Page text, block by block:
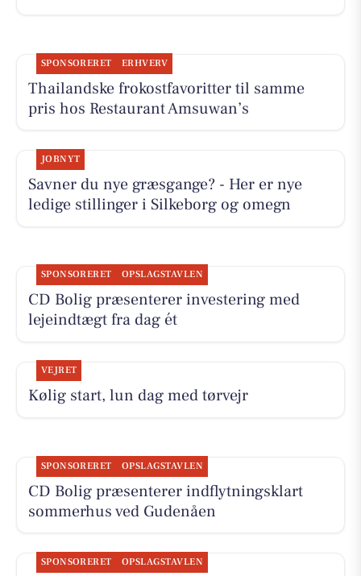
SPONSORERET ERHVERV
Thailandske frokostfavoritter til samme
pris hos Restaurant Amsuwan’s
JOBNYT
Savner du nye græsgange? - Her er nye
ledige stillinger i Silkeborg og omegn
SPONSORERET OPSLAGSTAVLEN
CD Bolig præsenterer investering med
lejeindtægt fra dag ét
VEJRET
Kølig start, lun dag med tørvejr
SPONSORERET OPSLAGSTAVLEN
CD Bolig præsenterer indflytningsklart
sommerhus ved Gudenåen
SPONSORERET OPSLAGSTAVLEN